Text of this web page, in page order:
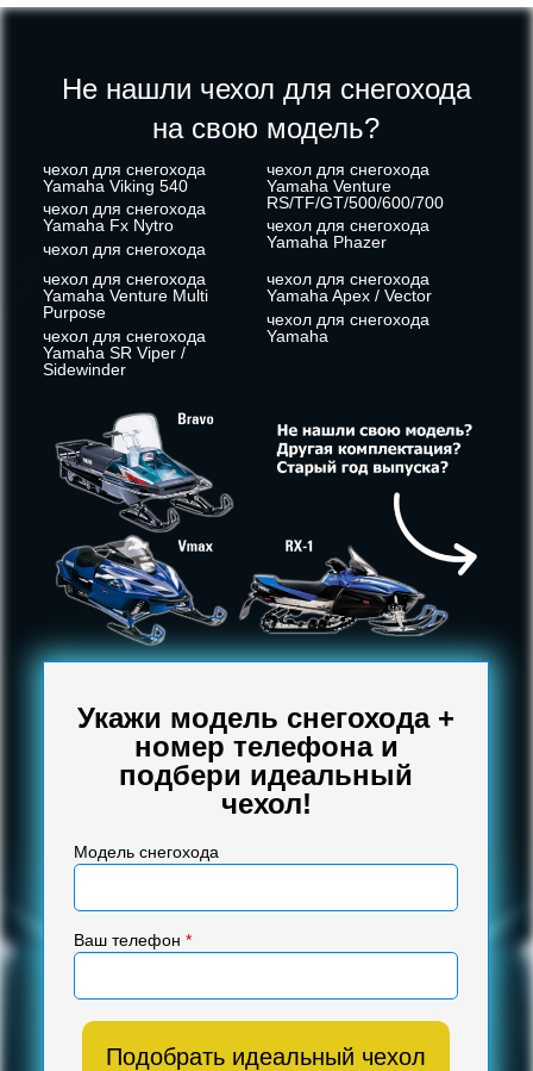
Не нашли чехол для снегохода
на свою модель?
чехол для снегохода
Yamaha Viking 540
чехол для снегохода
Yamaha Fx Nytro
чехол для снегохода
чехол для снегохода
Yamaha Venture
RS/TF/GT/500/600/700
чехол для снегохода
Yamaha Phazer
чехол для снегохода
Yamaha Venture Multi
Purpose
чехол для снегохода
Yamaha SR Viper /
Sidewinder
чехол для снегохода
Yamaha Apex / Vector
чехол для снегохода
Yamaha
Укажи модель снегохода +
номер телефона и
подбери идеальный
чехол!
Модель снегохода
Ваш телефон *
Подобрать идеальный чехол